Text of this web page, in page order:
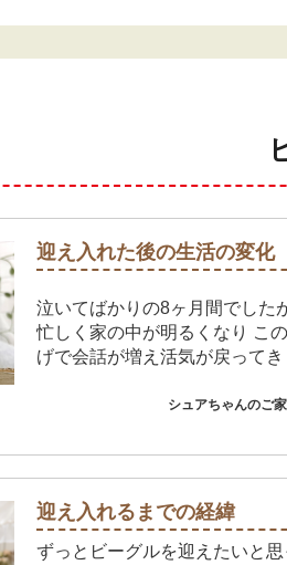
迎え入れた後の生活の変化
泣いてばかりの8ヶ月間でした
忙しく家の中が明るくなり こ
げで会話が増え活気が戻って
シュアちゃんのご
迎え入れるまでの経緯
ずっとビーグルを迎えたいと